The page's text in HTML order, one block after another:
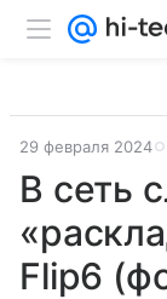
29 февраля 2024
В сеть
Flip6